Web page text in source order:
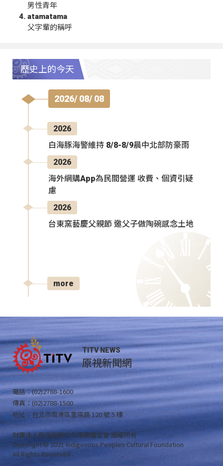
男性青年
atamatama
父字輩的稱呼
歷史上的今天
2026/ 08/ 08
2026
白海豚海警維持 8/8-8/9晨中北部防豪雨
2026
海外網購App為民間營運 收費、個資引疑
慮
2026
台東窯藝慶父親節 邀父子做陶碗感念土地
more
TITV NEWS
原視新聞網
電話：(02)2788-1600
傳真：(02)2788-1500
地址：台北市南港區重陽路 120 號 5 樓
財團法人原住民族文化事業基金會 版權所有
Copyright © 2021 Indigenous Peoples Cultural Foundation
All Rights Reserved .